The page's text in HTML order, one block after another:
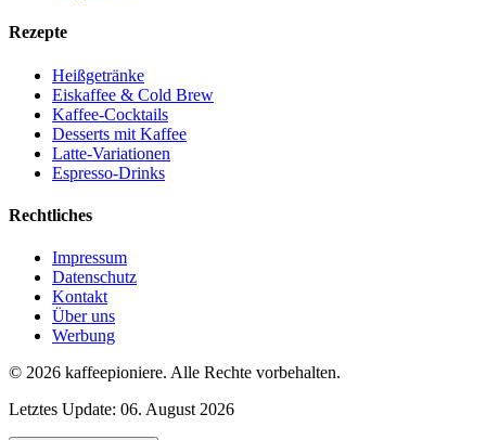
Rezepte
Heißgetränke
Eiskaffee & Cold Brew
Kaffee-Cocktails
Desserts mit Kaffee
Latte-Variationen
Espresso-Drinks
Rechtliches
Impressum
Datenschutz
Kontakt
Über uns
Werbung
© 2026 kaffeepioniere. Alle Rechte vorbehalten.
Letztes Update: 06. August 2026